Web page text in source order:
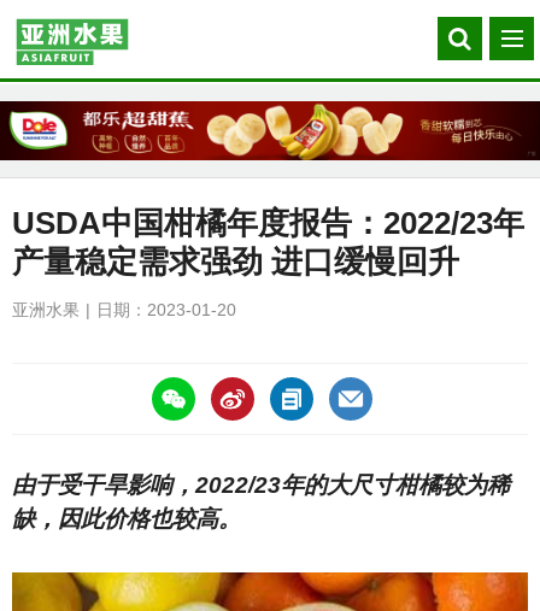
Search
our
菜
单
USDA中国柑橘年度报告：2022/23年
产量稳定需求强劲 进口缓慢回升
亚洲水果 日期：2023-01-20
https://asiafruitchina.net/24404.html
由于受干旱影响，2022/23年的大尺寸柑橘较为稀
缺，因此价格也较高。